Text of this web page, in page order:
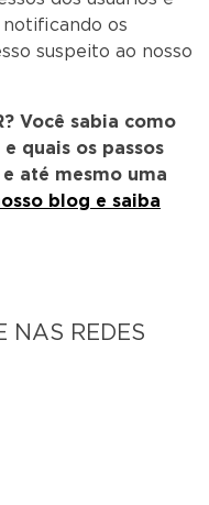
os
suspeito ao nosso
Você sabia como
quais os passos
até mesmo uma
blog e saiba
NAS REDES